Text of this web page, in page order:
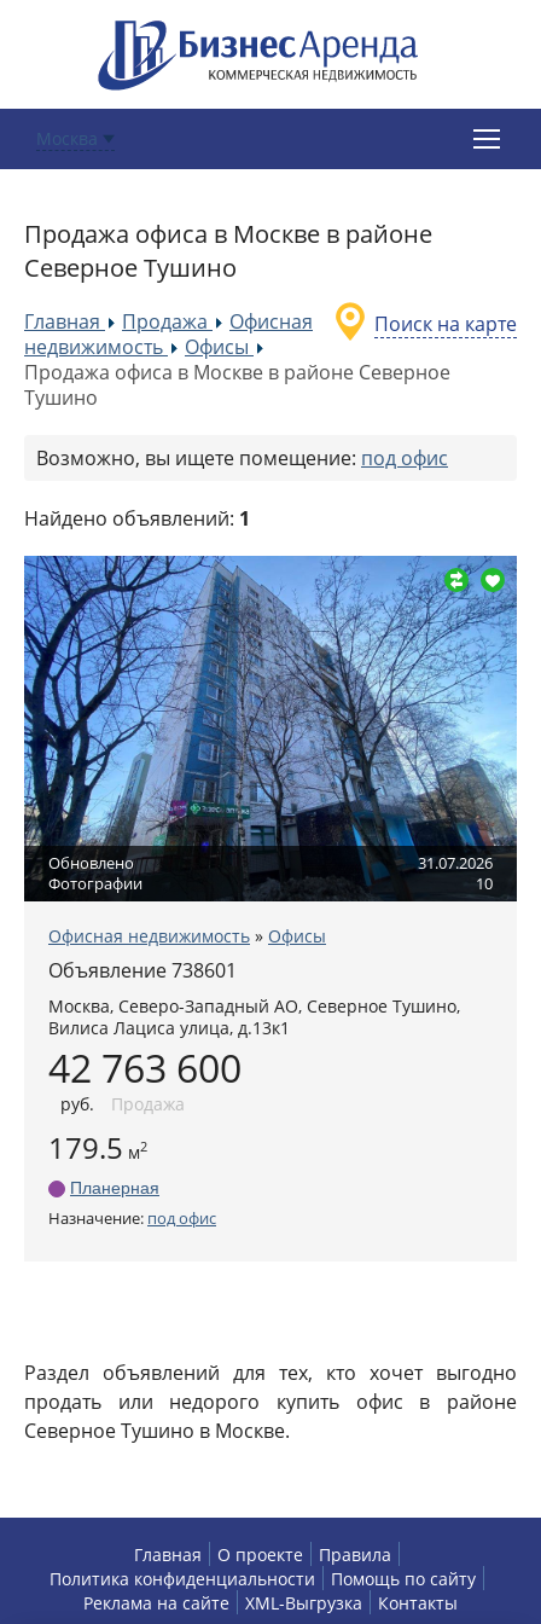
Москва
Продажа офиса в Москве в районе
Северное Тушино
Поиск на карте
Главная »Продажа »Офисная
недвижимость
»Офисы
Продажа офиса в Москве в районе Северное
Тушино
Возможно, вы ищете помещение: под офис
Найдено объявлений: 1
Обновлено
31.07.2026
Фотографии
10
Офисная недвижимость » Офисы
Объявление 738601
Москва, Северо-Западный АО, Северное Тушино,
Вилиса Лациса улица, д.13к1
42 763 600
руб. Продажа
179.5 м2
Планерная
Назначение: под офис
Раздел объявлений для тех, кто хочет выгодно
продать или недорого купить офис в районе
Северное Тушино в Москве.
Главная О проекте
Правила
Политика конфиденциальности
Помощь по сайту
Реклама на сайте
XML-Выгрузка Контакты